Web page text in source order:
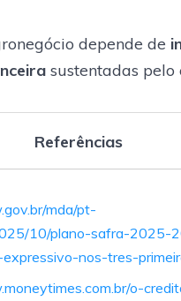
depende de
sustentadas pelo
Referências
mda/pt-
10/plano-safra-2025-
nos-tres-
o-